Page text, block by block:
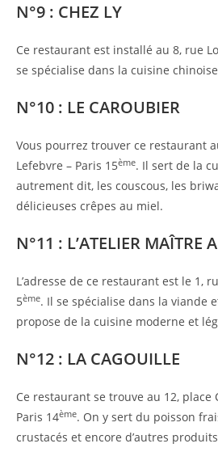
N°9 : CHEZ LY
Ce restaurant est installé au 8, rue
se spécialise dans la cuisine
N°10 : LE CAROUBIER
Vous pourrez trouver ce restaurant
Lefebvre – Paris 15ème. Il sert de la
autrement dit, les couscous, les
délicieuses crêpes au miel.
N°11 : L’ATELIER MAÎTRE
L’adresse de ce restaurant est le 1,
5ème. Il se spécialise dans la viande
propose de la cuisine moderne et
N°12 : LA CAGOUILLE
Ce restaurant se trouve au 12, place
Paris 14ème. On y sert du poisson
crustacés et encore d’autres